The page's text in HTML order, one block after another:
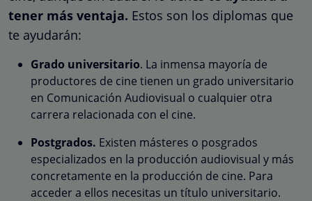
tener más ventaja. Estos son los diplomas que
te ayudarán:
Grado universitario. La inmensa mayoría de
productores de cine tienen un grado universitario
en Comunicación Audiovisual o cualquier otra
carrera relacionada con el cine.
Postgrados. Existen másteres o posgrados
especializados en la producción audiovisual y más
concretamente en la producción de cine. Para
acceder a ellos necesitas un título universitario.